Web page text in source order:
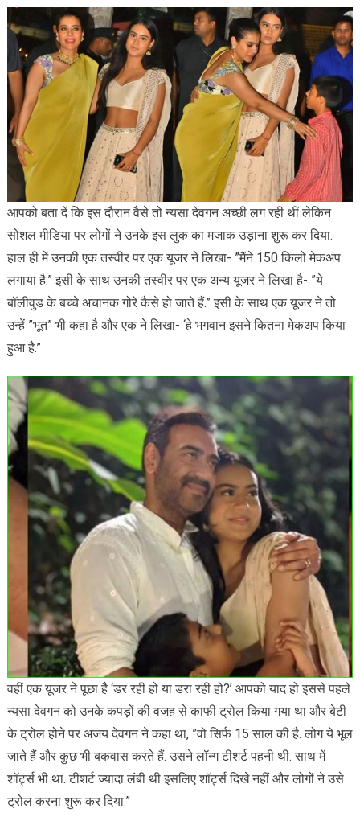
आपको बता दें कि इस दौरान वैसे तो न्यसा देवगन अच्छी लग रही थीं लेकिन
सोशल मीडिया पर लोगों ने उनके इस लुक का मजाक उड़ाना शुरू कर दिया.
हाल ही में उनकी एक तस्वीर पर एक यूजर ने लिखा- ”मैंने 150 किलो मेकअप
लगाया है.” इसी के साथ उनकी तस्वीर पर एक अन्य यूजर ने लिखा है- ”ये
बॉलीवुड के बच्चे अचानक गोरे कैसे हो जाते हैं.” इसी के साथ एक यूजर ने तो
उन्हें ”भूत” भी कहा है और एक ने लिखा- ‘हे भगवान इसने कितना मेकअप किया
हुआ है.”
वहीं एक यूजर ने पूछा है ‘डर रही हो या डरा रही हो?’ आपको याद हो इससे पहले
न्यसा देवगन को उनके कपड़ों की वजह से काफी ट्रोल किया गया था और बेटी
के ट्रोल होने पर अजय देवगन ने कहा था, ”वो सिर्फ 15 साल की है. लोग ये भूल
जाते हैं और कुछ भी बकवास करते हैं. उसने लॉन्ग टीशर्ट पहनी थी. साथ में
शॉर्ट्स भी था. टीशर्ट ज्यादा लंबी थी इसलिए शॉर्ट्स दिखे नहीं और लोगों ने उसे
ट्रोल करना शुरू कर दिया.”